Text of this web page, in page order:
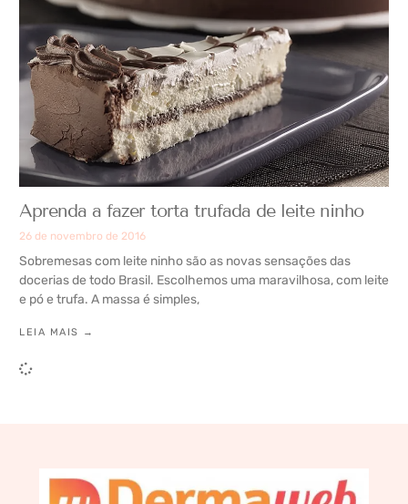
Aprenda a fazer torta trufada de leite ninho
26 de novembro de 2016
Sobremesas com leite ninho são as novas sensações das
docerias de todo Brasil. Escolhemos uma maravilhosa, com leite
e pó e trufa. A massa é simples,
LEIA MAIS →